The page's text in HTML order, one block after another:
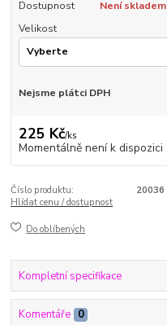
Dostupnost
Není skladem
Velikost
Nejsme plátci DPH
225 Kč/ks
Momentálně není k dispozici
Číslo produktu:
20036
Hlídat cenu / dostupnost
Do oblíbených
Kompletní specifikace
Komentáře 0